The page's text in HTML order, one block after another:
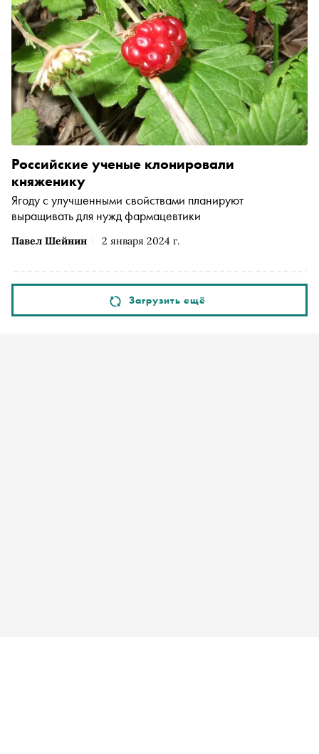
Павел Шейнин 2 января 2024 г.
Российские ученые клонировали
княженику
Ягоду с улучшенными свойствами планируют
выращивать для нужд фармацевтики
Загрузить ещё